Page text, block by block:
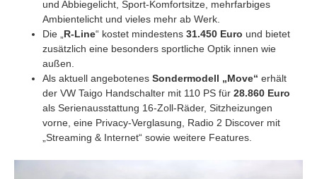
und Abbiegelicht, Sport-Komfortsitze, mehrfarbiges
Ambientelicht und vieles mehr ab Werk.
Die „ R-Line“ kostet mindestens 31.450 Euro und bietet
zusätzlich eine besonders sportliche Optik innen wie
außen.
Als aktuell angebotenes Sondermodell „Move“ erhält
der VW Taigo Handschalter mit 110 PS für 28.860 Euro
als Serienausstattung 16-Zoll-Räder, Sitzheizungen
vorne, eine Privacy-Verglasung, Radio 2 Discover mit
„Streaming & Internet“ sowie weitere Features.